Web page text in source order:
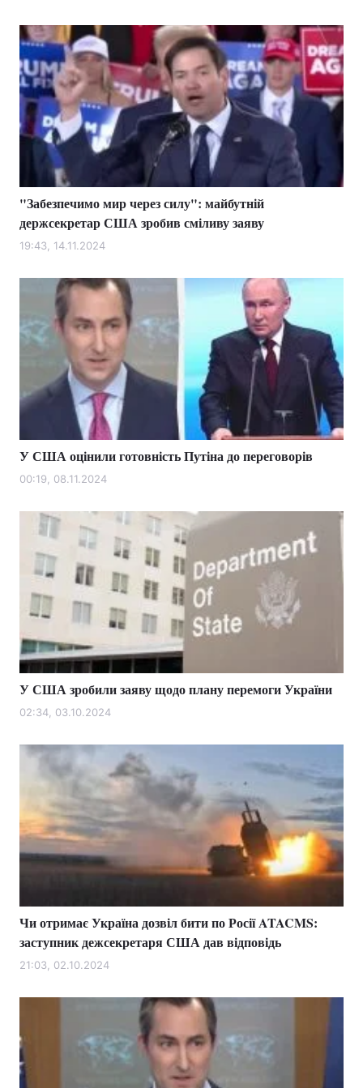
"Забезпечимо мир через силу": майбутній
держсекретар США зробив сміливу заяву
19:43, 14.11.2024
У США оцінили готовність Путіна до переговорів
00:19, 08.11.2024
У США зробили заяву щодо плану перемоги України
02:34, 03.10.2024
Чи отримає Україна дозвіл бити по Росії ATACMS:
заступник дежсекретаря США дав відповідь
21:03, 02.10.2024